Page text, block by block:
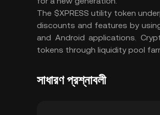
The $XPRESS utility token
discounts and features by
and Android applications.
tokens through liquidity pool
সাধারণ প্রশ্নাবলী